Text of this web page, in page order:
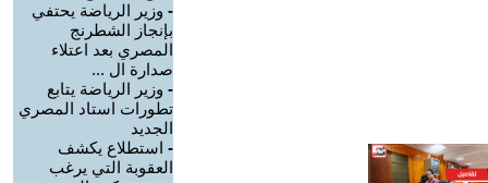
- وزير الرياضة يحتفي
بإنجاز الشطرنج
المصري بعد اعتلاء
صدارة ال ...
- وزير الرياضة يتابع
تطورات استاد المصري
الجديد
- استطلاع يكشف
العقوبة التي يرغب